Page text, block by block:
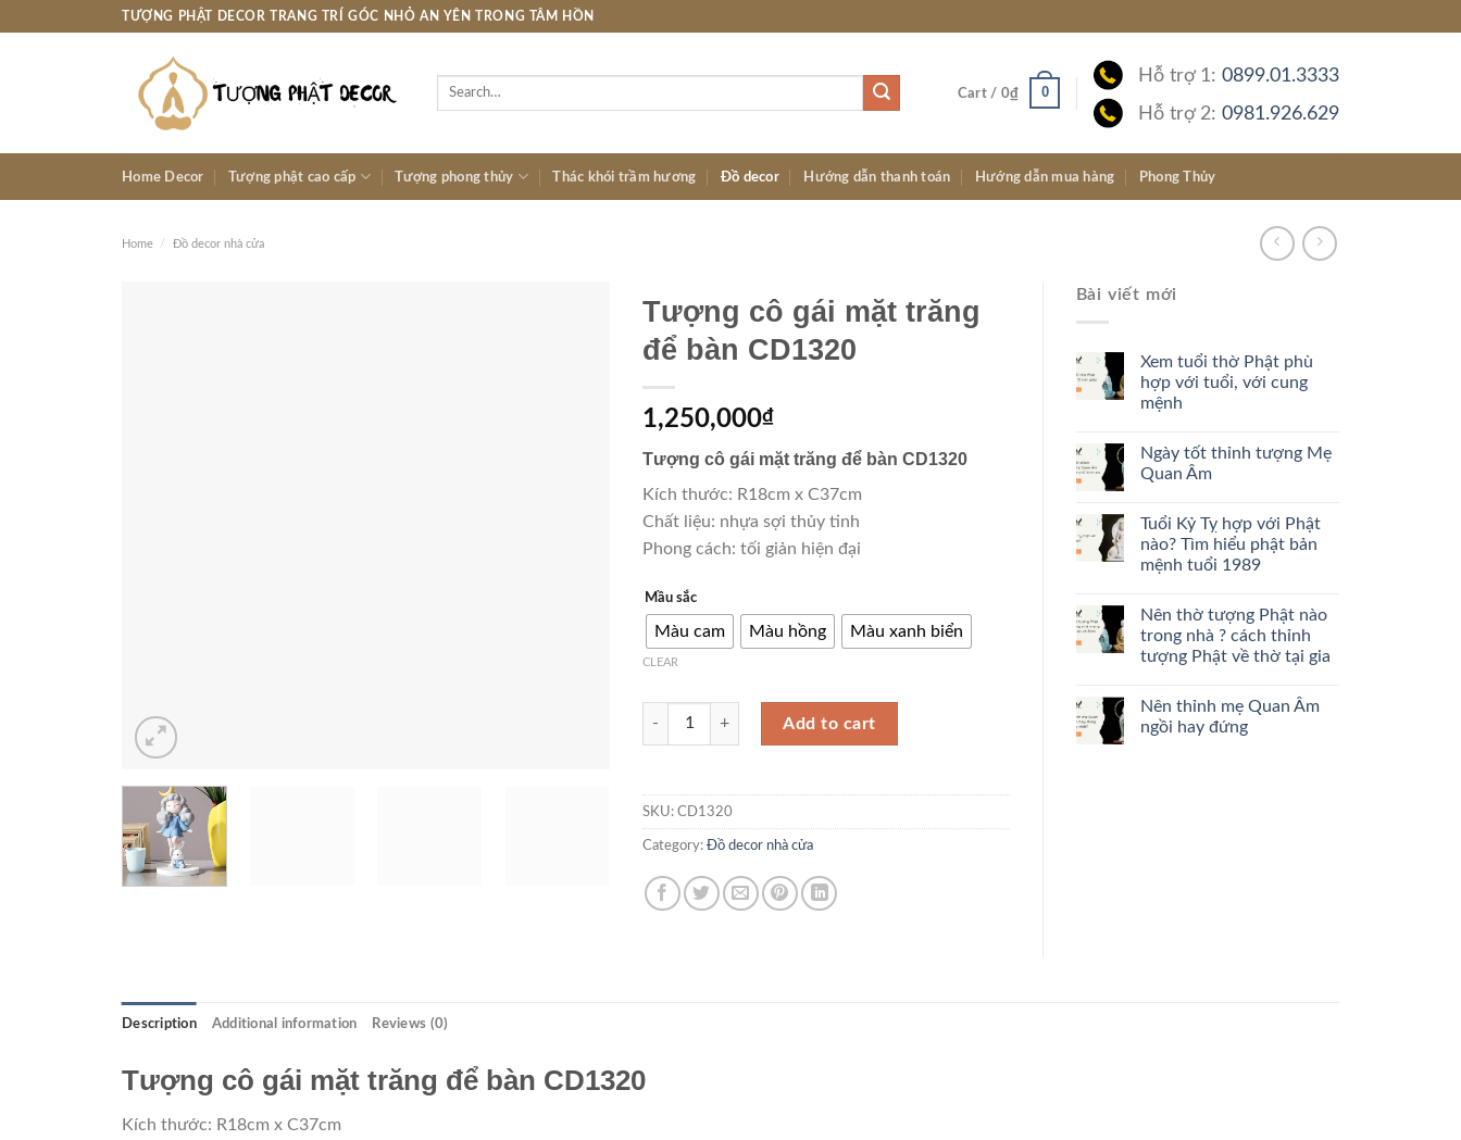
TƯỢNG PHẬT DECOR TRANG TRÍ GÓC NHỎ AN YÊN TRONG TÂM HỒN
Search
Cart / 0₫ 0
Hỗ trợ 1: 0899.01.3333
Hỗ trợ 2: 0981.926.629
Home Decor Tượng phật cao cấp Tượng phong thủy Thác khói trầm hương Đồ decor Hướng dẫn thanh toán Hướng dẫn mua hàng Phong Thủy
Home / Đồ decor nhà cửa
Tượng cô gái mặt trăng
để bàn CD1320
1,250,000₫
Tượng cô gái mặt trăng để bàn CD1320
Kích thước: R18cm x C37cm
Chất liệu: nhựa sợi thủy tinh
Phong cách: tối giản hiện đại
Mầu sắc
Màu cam Màu hồng Màu xanh biển
CLEAR
Tượng cô gái mặt trăng để bàn CD1320 quantity
Add to cart
SKU:CD1320
Category:Đồ decor nhà cửa
Bài viết mới
Xem tuổi thờ Phật phù
hợp với tuổi, với cung
mệnh
Ngày tốt thỉnh tượng Mẹ
Quan Âm
Tuổi Kỷ Tỵ hợp với Phật
nào? Tìm hiểu phật bản
mệnh tuổi 1989
Nên thờ tượng Phật nào
trong nhà ? cách thỉnh
tượng Phật về thờ tại gia
Nên thỉnh mẹ Quan Âm
ngồi hay đứng
Description Additional information Reviews (0)
Tượng cô gái mặt trăng để bàn CD1320
Kích thước: R18cm x C37cm